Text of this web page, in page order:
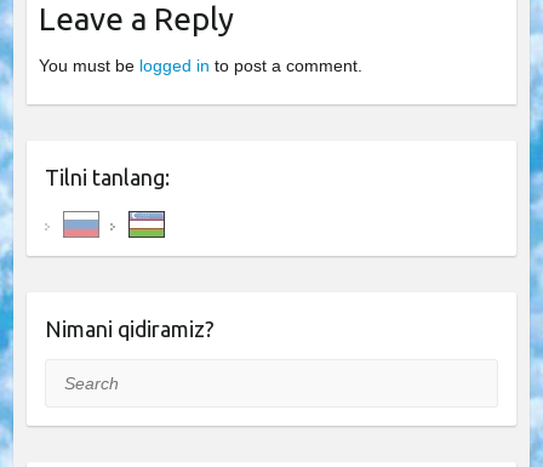
Leave a Reply
You must be logged in to post a comment.
Tilni tanlang:
Nimani qidiramiz?
Search